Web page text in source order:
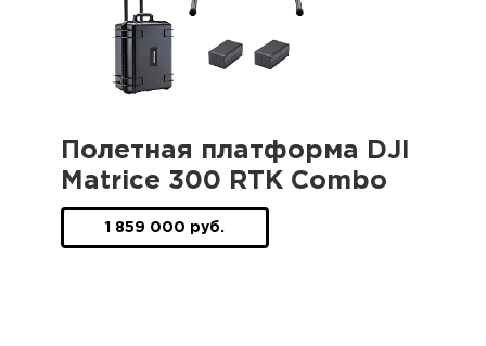
Полетная платформа DJI
Matrice 300 RTK Combo
1 859 000 руб.